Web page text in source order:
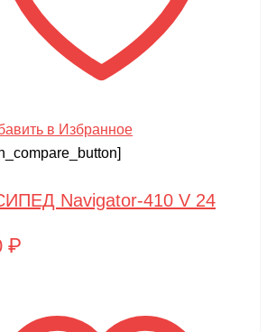
в Избранное
Navigator-410 V 24
₽